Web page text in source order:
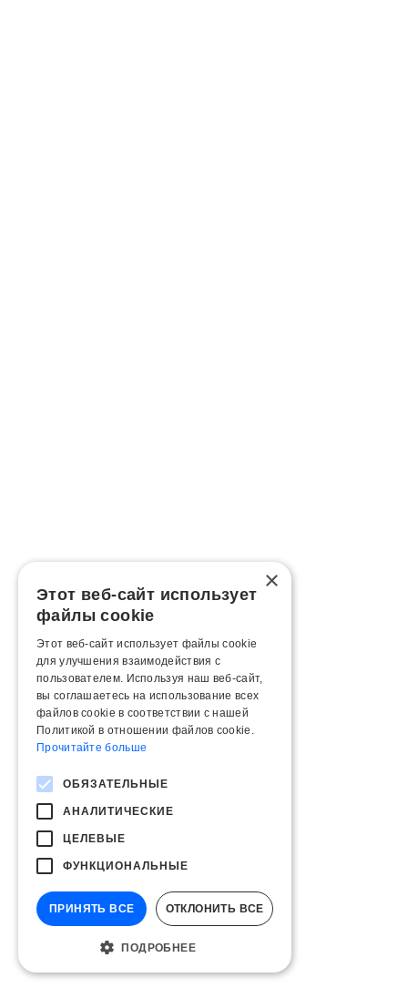
×
Этот веб-сайт использует
файлы cookie
Этот веб-сайт использует файлы cookie
для улучшения взаимодействия с
пользователем. Используя наш веб-сайт,
вы соглашаетесь на использование всех
файлов cookie в соответствии с нашей
Политикой в ​​отношении файлов cookie.
Прочитайте больше
ОБЯЗАТЕЛЬНЫЕ
АНАЛИТИЧЕСКИЕ
ЦЕЛЕВЫЕ
ФУНКЦИОНАЛЬНЫЕ
ПРИНЯТЬ ВСЕ ОТКЛОНИТЬ ВСЕ
ПОДРОБНЕЕ